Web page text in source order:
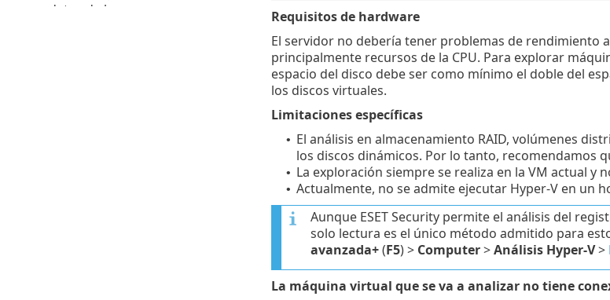
Requisitos de hardware
El servidor no debería tener problemas de rendimiento
principalmente recursos de la CPU. Para explorar
espacio del disco debe ser como mínimo el doble del
los discos virtuales.
Limitaciones específicas
• El análisis en almacenamiento RAID, volúmenes
los discos dinámicos. Por lo tanto, recomendamos
• La exploración siempre se realiza en la VM actual
• Actualmente, no se admite ejecutar Hyper-V en un
Aunque ESET Security permite el análisis del
solo lectura es el único método admitido para
avanzada+(F5) > Computer>Análisis Hyper-V>
La máquina virtual que se va a analizar no tiene